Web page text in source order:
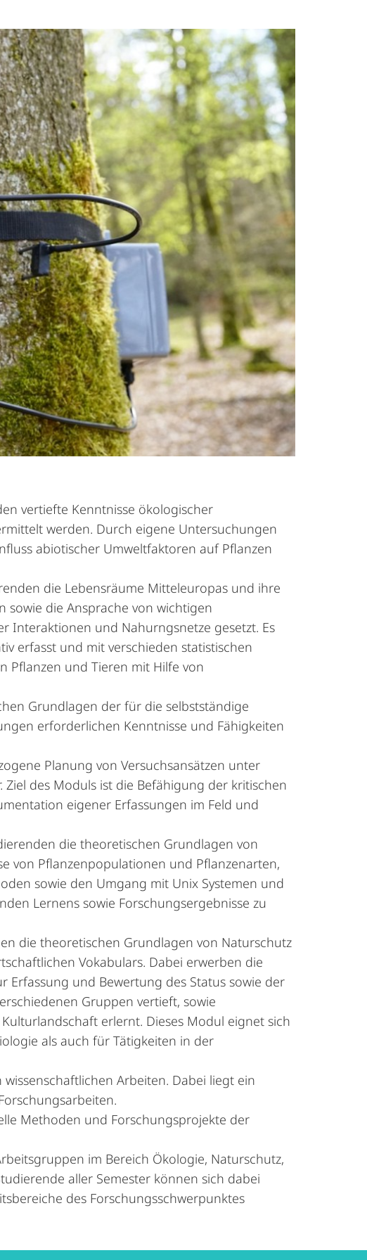
vertiefte Kenntnisse ökologischer
werden. Durch eigene Untersuchungen
abiotischer Umweltfaktoren auf Pflanzen
die Lebensräume Mitteleuropas und ihre
die Ansprache von wichtigen
Interaktionen und Nahurngsnetze gesetzt. Es
erfasst und mit verschieden statistischen
Pflanzen und Tieren mit Hilfe von
Grundlagen der für die selbstständige
erforderlichen Kenntnisse und Fähigkeiten
Planung von Versuchsansätzen unter
des Moduls ist die Befähigung der kritischen
eigener Erfassungen im Feld und
die theoretischen Grundlagen von
von Pflanzenpopulationen und Pflanzenarten,
sowie den Umgang mit Unix Systemen und
Lernens sowie Forschungsergebnisse zu
die theoretischen Grundlagen von Naturschutz
Vokabulars. Dabei erwerben die
Erfassung und Bewertung des Status sowie der
Gruppen vertieft, sowie
erlernt. Dieses Modul eignet sich
als auch für Tätigkeiten in der
Arbeiten. Dabei liegt ein
Methoden und Forschungsprojekte der
im Bereich Ökologie, Naturschutz,
aller Semester können sich dabei
des Forschungsschwerpunktes